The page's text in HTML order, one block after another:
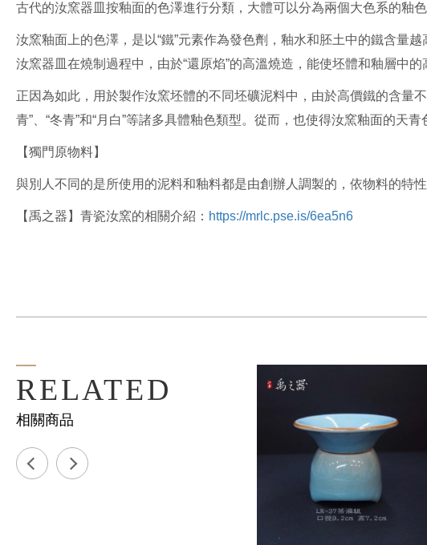
O
D
U
C
E
介
紹
古代的汝窯器皿按釉面的色澤進行分類，大體可以分為兩個大色系的釉
汝窯釉面上的色澤，是以“鐵”元素作為發色劑，釉水和胚土中的鐵含量越
汝窯器皿在燒制過程中，由於“還原焰”的高溫燒造，能使坯體和釉層中
正因為如此，用於製作汝窯坯體的不同坯礦泥料中，由於高價鐵的含量
青”、“冬青”和“月白”等諸多具體釉色類型。從而，也使得汝窯釉面的天
【獨門原物料】
與別人不同的是所使用的泥料和釉料都是由創辦人調製的，依物料的特
【禹之器】青瓷汝窯的相關介紹： https://mrlc.pse.is/6ea5n6
RELATED
相關商品